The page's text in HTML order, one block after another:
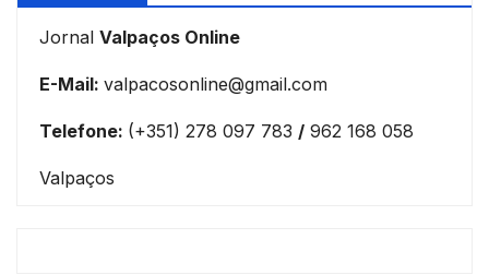
Jornal Valpaços Online
E-Mail: valpacosonline@gmail.com
Telefone: (+351) 278 097 783 / 962 168 058
Valpaços